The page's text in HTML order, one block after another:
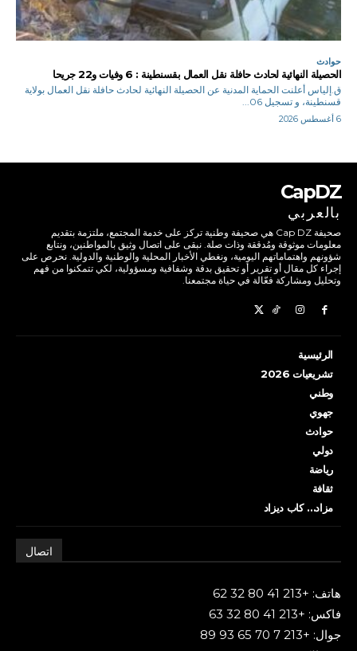
حوادث
الحصيلة النهائية لحادث حافلة نقل العمال بقسنطينة : 6 وفيات و22 جريحا
ق.إلياس أعلنت الحماية المدنية عن الحصيلة النهائية لحادث حافلة نقل العمال بولاية
قسنطينة، و تسجيل 06...
6 أغسطس 2026
CapDZ
بالعربي
صحيفة Cap DZ هي صحيفة وطنية تركز على خدمة المجتمع، ملتزمة بتقديم
معلومات موثوقة ومُدققة وذات صلة. نبقى على اتصال وثيق بالمواطنين، ونتابع
شؤونهم واهتماماتهم اليومية، ونغطي الأخبار المحلية والوطنية والدولية. نحرص على
إجراء كل مقال أو تقرير أو تحقيق بدقة وشفافية ومسؤولية، لكي تتمكنوا من فهم
وتحليل ومشاركة فعّالة في حياة مجتمعنا.
الرئيسية
تشريعيات 2026
وطني
جهوي
حوادث
دولي
رياضة
ثقافة
مزاد… كاب ديزاد
اتصال
هاتف: +213 41 80 32 62
فاكس: +213 41 80 32 63
جوال: +213 7 70 65 93 89